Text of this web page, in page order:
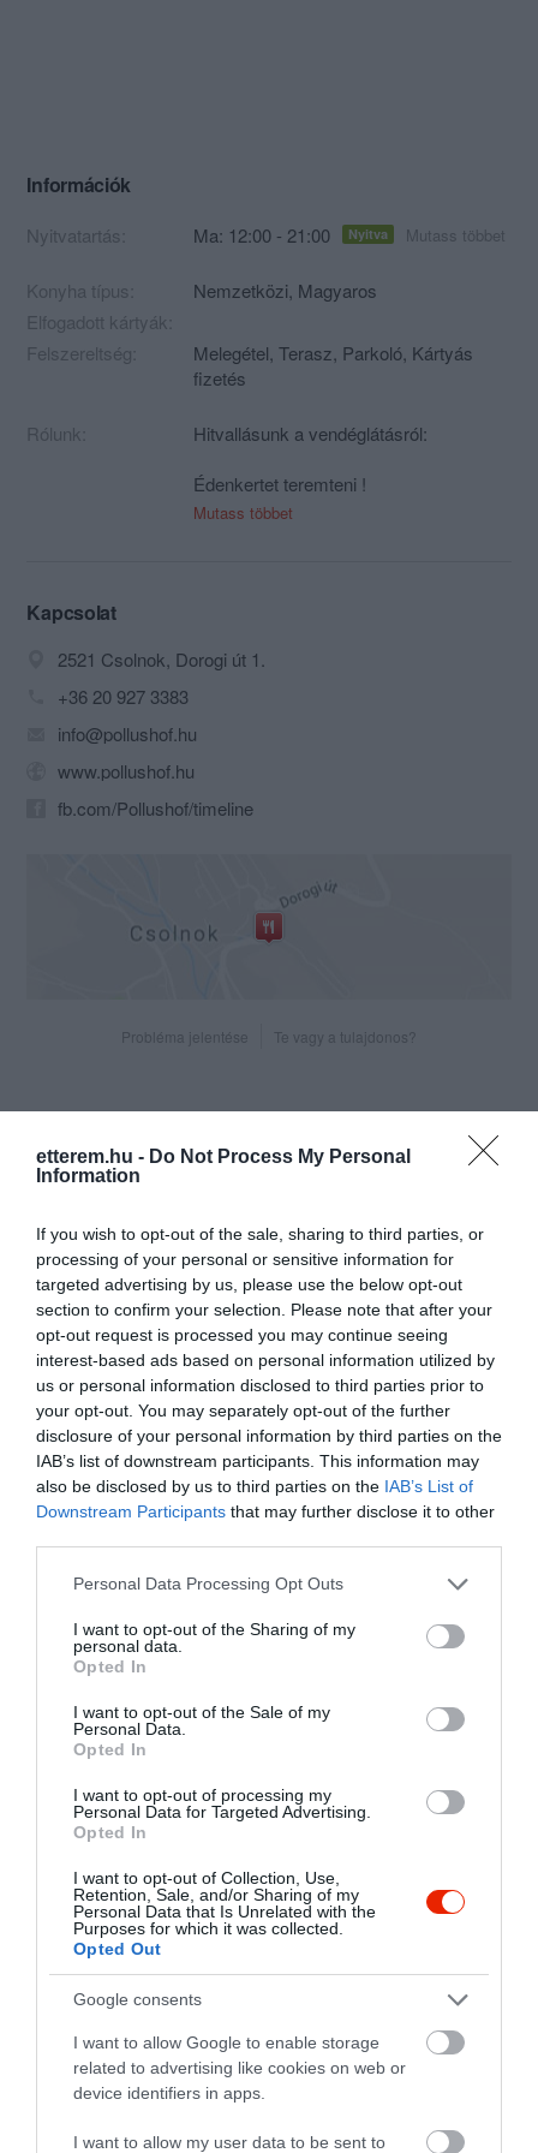
etterem.hu - Do Not Process My Personal
Information
If you wish to opt-out of the sale, sharing to third parties, or
processing of your personal or sensitive information for
targeted advertising by us, please use the below opt-out
section to confirm your selection. Please note that after your
opt-out request is processed you may continue seeing
interest-based ads based on personal information utilized by
us or personal information disclosed to third parties prior to
your opt-out. You may separately opt-out of the further
disclosure of your personal information by third parties on the
IAB’s list of downstream participants. This information may
also be disclosed by us to third parties on the IAB’s List of
Downstream Participants that may further disclose it to other
Please note that this website/app uses one or more Google
not limited to your visit or usage behaviour. You may click to
grant or deny consent to Google and its third-party tags to
use your data for below specified purposes in below Google
consent section.
Personal Data Processing Opt Outs
I want to opt-out of the Sharing of my
personal data.
Opted In
I want to opt-out of the Sale of my
Personal Data.
Opted In
I want to opt-out of processing my
Personal Data for Targeted Advertising.
Opted In
I want to opt-out of Collection, Use,
Retention, Sale, and/or Sharing of my
Personal Data that Is Unrelated with the
Purposes for which it was collected.
Opted Out
Google consents
I want to allow Google to enable storage
related to advertising like cookies on web or
device identifiers in apps.
I want to allow my user data to be sent to
Információk
Nyitvatartás: Ma: 12:00 - 21:00 Nyitva Mutass többet
Konyha típus: Nemzetközi, Magyaros
Elfogadott kártyák:
Felszereltség:
Melegétel, Terasz, Parkoló, Kártyás
fizetés
Rólunk:
Hitvallásunk a vendéglátásról:
Édenkertet teremteni !
igaznak tekinthetjük. Bárhol járunk
környezetben is ugyanúgy vágyunk. Bár
felfedezni, de az otthon harmóniájára
távoli helyekre jutva még nagyobb
Mi más lehetne vendéglátóként a
legszebb feladatunk, ha nem ennek az
lehessenek benne?
ezért fogadja az épületbe lépőt
növények erdeje, ezért gondozzuk nagy
szeretettel állandó „lakóinkat”, a
szolgáltatásaink körét, s legfőként ezért
törekszünk vendégeink elvárásainak a
legteljesebben megfelelni.
Ha édenkerti élményeket élnek át, akkor
tudhatjuk, jól végeztük a dolgunkat.
Mutass többet
Kapcsolat
2521 Csolnok, Dorogi út 1.
+36 20 927 3383
info@pollushof.hu
www.pollushof.hu
fb.com/Pollushof/timeline
Probléma jelentése Te vagy a tulajdonos?
Lakmározás a Gerecse lábánál
Mi is tenne kerekké egy jól sikerült esztergomi
egy kiadós lakoma egy igazi házias étteremben.
A 4 fős tál tartalma: sült kolbász, sült véres- és
almapaprikával, csemegeuborkával,
cseresznyepaprikával és házi vegyes
elfogyasztása mellé söreik árából 30%
kedvezményt nyújtanak, sőt a csapolt Dreher-t
féláron kaphatod a fogyasztás ideje alatt. Ennél
szóval készüljetek mert kipukkadásig kell
ennetek, innotok!
11.980 Ft
Megveszem
Értékelések Értékeld Te is
3.0 4 0
2 0
1 1